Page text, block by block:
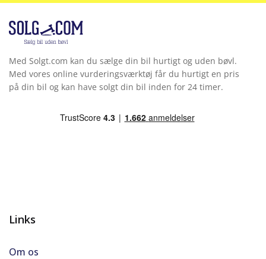
Med Solgt.com kan du sælge din bil hurtigt og uden bøvl.
Med vores online vurderingsværktøj får du hurtigt en pris
på din bil og kan have solgt din bil inden for 24 timer.
Links
Om os